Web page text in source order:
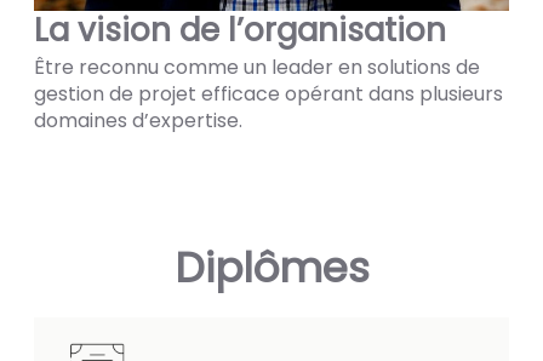
La vision de l’organisation
Être reconnu comme un leader en solutions de
gestion de projet efficace opérant dans plusieurs
domaines d’expertise.
Diplômes